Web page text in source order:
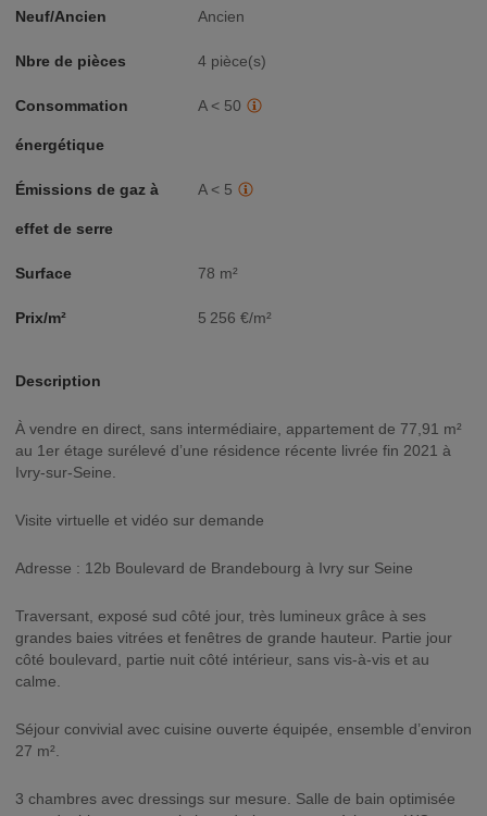
Neuf/Ancien Ancien
Nbre de pièces 4 pièce(s)
Consommation
énergétique
A < 50
Émissions de gaz à
effet de serre
A < 5
Surface 78 m²
Prix/m² 5 256 €/m²
Description
À vendre en direct, sans intermédiaire, appartement de 77,91 m²
au 1er étage surélevé d’une résidence récente livrée fin 2021 à
Ivry-sur-Seine.
Visite virtuelle et vidéo sur demande
Adresse : 12b Boulevard de Brandebourg à Ivry sur Seine
Traversant, exposé sud côté jour, très lumineux grâce à ses
grandes baies vitrées et fenêtres de grande hauteur. Partie jour
côté boulevard, partie nuit côté intérieur, sans vis-à-vis et au
calme.
Séjour convivial avec cuisine ouverte équipée, ensemble d’environ
27 m².
3 chambres avec dressings sur mesure. Salle de bain optimisée